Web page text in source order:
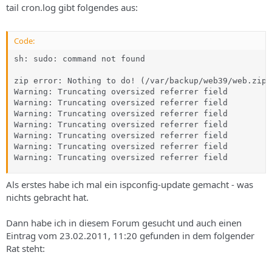
tail cron.log gibt folgendes aus:
Code:
sh: sudo: command not found
zip error: Nothing to do! (/var/backup/web39/web.zip)
Warning: Truncating oversized referrer field
Warning: Truncating oversized referrer field
Warning: Truncating oversized referrer field
Warning: Truncating oversized referrer field
Warning: Truncating oversized referrer field
Warning: Truncating oversized referrer field
Warning: Truncating oversized referrer field
Als erstes habe ich mal ein ispconfig-update gemacht - was
nichts gebracht hat.
Dann habe ich in diesem Forum gesucht und auch einen
Eintrag vom 23.02.2011, 11:20 gefunden in dem folgender
Rat steht: